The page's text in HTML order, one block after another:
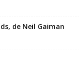
de Neil Gaiman